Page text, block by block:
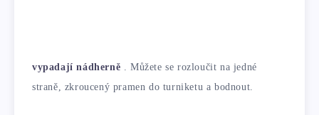
vypadají nádherně . Můžete se rozloučit na jedné
straně, zkroucený pramen do turniketu a bodnout.